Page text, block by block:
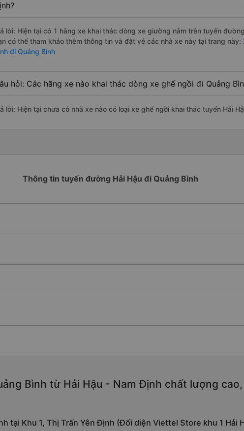
lời: Hiện tại có 1 hãng xe khai thác dòng xe giường nằm trên tuyến
có thể tham khảo thêm thông tin và đặt vé các nhà xe này tại trang này:
đi Quảng Bình
hỏi: Các hãng xe nào khai thác dòng xe ghế ngồi đi Quảng
lời: Hiện tại chưa có nhà xe nào có loại xe ghế ngồi khai thác tuyến Hải
Thông tin tuyến đường Hải Hậu đi Quảng Bình
Bình từ Hải Hậu - Nam Định chất lượng
tại Khu 1, Thị Trấn Yên Định (Đối diện Viettel Store khu 1 Hải